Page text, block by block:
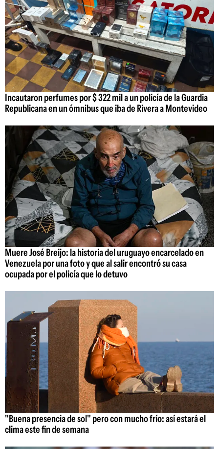
Incautaron perfumes por $ 322 mil a un policía de la Guardia
Republicana en un ómnibus que iba de Rivera a Montevideo
Muere José Breijo: la historia del uruguayo encarcelado en
Venezuela por una foto y que al salir encontró su casa
ocupada por el policía que lo detuvo
"Buena presencia de sol" pero con mucho frío: así estará el
clima este fin de semana